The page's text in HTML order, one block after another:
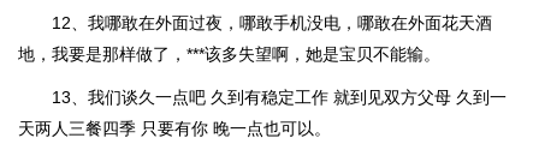
12、我哪敢在外面过夜，哪敢手机没电，哪敢在外面花天酒
地，我要是那样做了，***该多失望啊，她是宝贝不能输。
13、我们谈久一点吧 久到有稳定工作 就到见双方父母 久到一
天两人三餐四季 只要有你 晚一点也可以。